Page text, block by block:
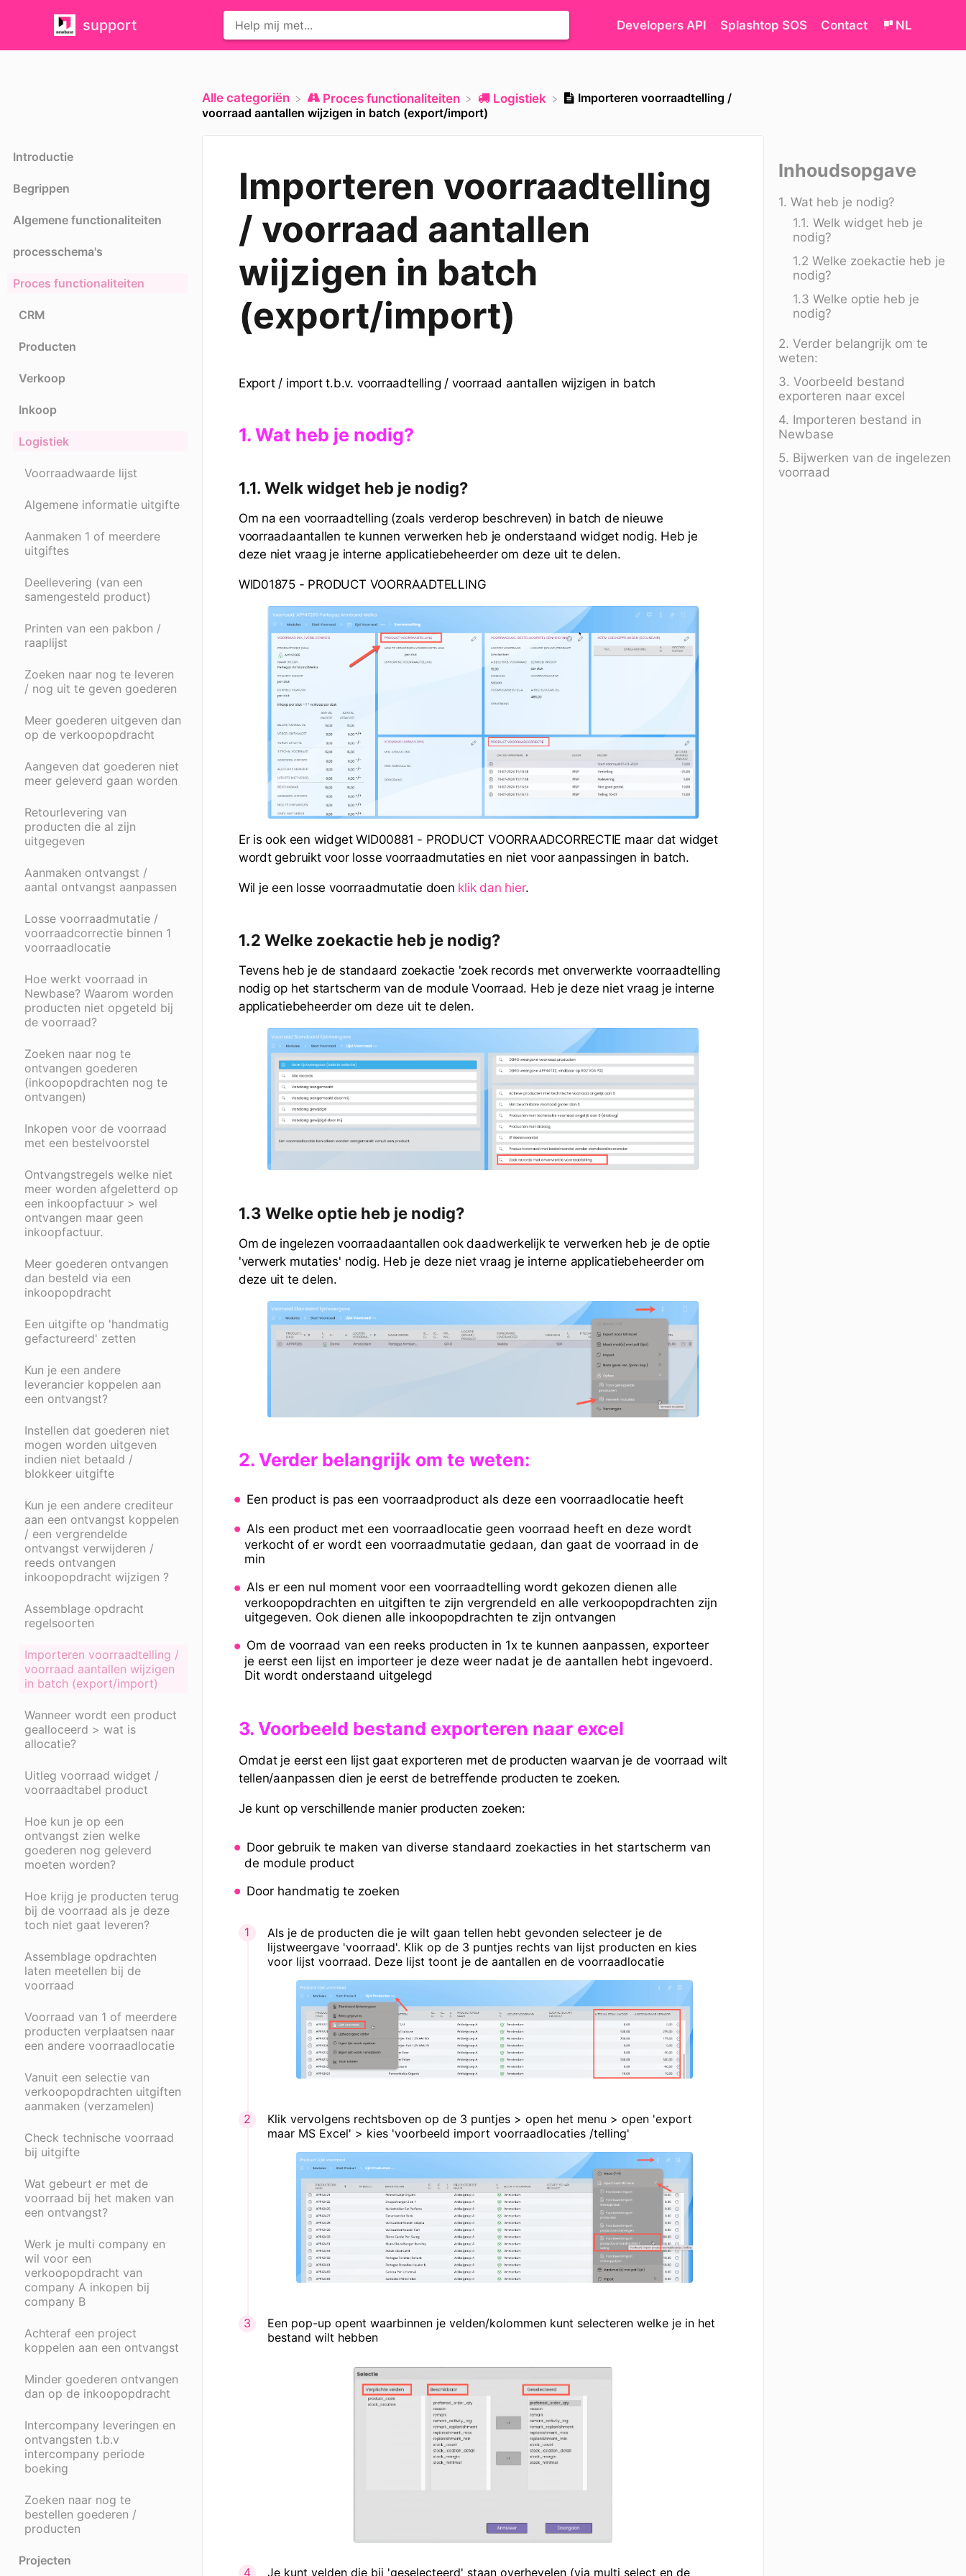
support Developers API Splashtop SOS Contact NL
Introductie
Begrippen
Algemene functionaliteiten
processchema's
Proces functionaliteiten
CRM
Producten
Verkoop
Inkoop
Logistiek
Voorraadwaarde lijst
Algemene informatie uitgifte
Aanmaken 1 of meerdere
uitgiftes
Deellevering (van een
samengesteld product)
Printen van een pakbon /
raaplijst
Zoeken naar nog te leveren
/ nog uit te geven goederen
Meer goederen uitgeven dan
op de verkoopopdracht
Aangeven dat goederen niet
meer geleverd gaan worden
Retourlevering van
producten die al zijn
uitgegeven
Aanmaken ontvangst /
aantal ontvangst aanpassen
Losse voorraadmutatie /
voorraadcorrectie binnen 1
voorraadlocatie
Hoe werkt voorraad in
Newbase? Waarom worden
producten niet opgeteld bij
de voorraad?
Zoeken naar nog te
ontvangen goederen
(inkoopopdrachten nog te
ontvangen)
Inkopen voor de voorraad
met een bestelvoorstel
Ontvangstregels welke niet
meer worden afgeletterd op
een inkoopfactuur > wel
ontvangen maar geen
inkoopfactuur.
Meer goederen ontvangen
dan besteld via een
inkoopopdracht
Een uitgifte op 'handmatig
gefactureerd' zetten
Kun je een andere
leverancier koppelen aan
een ontvangst?
Instellen dat goederen niet
mogen worden uitgeven
indien niet betaald /
blokkeer uitgifte
Kun je een andere crediteur
aan een ontvangst koppelen
/ een vergrendelde
ontvangst verwijderen /
reeds ontvangen
inkoopopdracht wijzigen ?
Assemblage opdracht
regelsoorten
Importeren voorraadtelling /
voorraad aantallen wijzigen
in batch (export/import)
Wanneer wordt een product
gealloceerd > wat is
allocatie?
Uitleg voorraad widget /
voorraadtabel product
Hoe kun je op een
ontvangst zien welke
goederen nog geleverd
moeten worden?
Hoe krijg je producten terug
bij de voorraad als je deze
toch niet gaat leveren?
Assemblage opdrachten
laten meetellen bij de
voorraad
Voorraad van 1 of meerdere
producten verplaatsen naar
een andere voorraadlocatie
Vanuit een selectie van
verkoopopdrachten uitgiften
aanmaken (verzamelen)
Check technische voorraad
bij uitgifte
Wat gebeurt er met de
voorraad bij het maken van
een ontvangst?
Werk je multi company en
wil voor een
verkoopopdracht van
company A inkopen bij
company B
Achteraf een project
koppelen aan een ontvangst
Minder goederen ontvangen
dan op de inkoopopdracht
Intercompany leveringen en
ontvangsten t.b.v
intercompany periode
boeking
Zoeken naar nog te
bestellen goederen /
producten
Projecten
Inhoudsopgave
1. Wat heb je nodig?
1.1. Welk widget heb je
nodig?
1.2 Welke zoekactie heb je
nodig?
1.3 Welke optie heb je
nodig?
2. Verder belangrijk om te
weten:
3. Voorbeeld bestand
exporteren naar excel
4. Importeren bestand in
Newbase
5. Bijwerken van de ingelezen
voorraad
Alle categoriën ​Proces functionaliteiten ​Logistiek
Importeren voorraadtelling /
voorraad aantallen wijzigen in batch (export/import)
Importeren voorraadtelling
/ voorraad aantallen
wijzigen in batch
(export/import)
Export / import t.b.v. voorraadtelling / voorraad aantallen wijzigen in batch
1. Wat heb je nodig?
1.1. Welk widget heb je nodig?
Om na een voorraadtelling (zoals verderop beschreven) in batch de nieuwe
voorraadaantallen te kunnen verwerken heb je onderstaand widget nodig. Heb je
deze niet vraag je interne applicatiebeheerder om deze uit te delen.
WID01875 - PRODUCT VOORRAADTELLING
Er is ook een widget WID00881 - PRODUCT VOORRAADCORRECTIE maar dat widget
wordt gebruikt voor losse voorraadmutaties en niet voor aanpassingen in batch.
Wil je een losse voorraadmutatie doen klik dan hier.
1.2 Welke zoekactie heb je nodig?
Tevens heb je de standaard zoekactie 'zoek records met onverwerkte voorraadtelling
nodig op het startscherm van de module Voorraad. Heb je deze niet vraag je interne
applicatiebeheerder om deze uit te delen.
1.3 Welke optie heb je nodig?
Om de ingelezen voorraadaantallen ook daadwerkelijk te verwerken heb je de optie
'verwerk mutaties' nodig. Heb je deze niet vraag je interne applicatiebeheerder om
deze uit te delen.
2. Verder belangrijk om te weten:
Een product is pas een voorraadproduct als deze een voorraadlocatie heeft
Als een product met een voorraadlocatie geen voorraad heeft en deze wordt
verkocht of er wordt een voorraadmutatie gedaan, dan gaat de voorraad in de
min
Als er een nul moment voor een voorraadtelling wordt gekozen dienen alle
verkoopopdrachten en uitgiften te zijn vergrendeld en alle verkoopopdrachten zijn
uitgegeven. Ook dienen alle inkoopopdrachten te zijn ontvangen
Om de voorraad van een reeks producten in 1x te kunnen aanpassen, exporteer
je eerst een lijst en importeer je deze weer nadat je de aantallen hebt ingevoerd.
Dit wordt onderstaand uitgelegd
3. Voorbeeld bestand exporteren naar excel
Omdat je eerst een lijst gaat exporteren met de producten waarvan je de voorraad wilt
tellen/aanpassen dien je eerst de betreffende producten te zoeken.
Je kunt op verschillende manier producten zoeken:
Door gebruik te maken van diverse standaard zoekacties in het startscherm van
de module product
Door handmatig te zoeken
Als je de producten die je wilt gaan tellen hebt gevonden selecteer je de
lijstweergave 'voorraad'. Klik op de 3 puntjes rechts van lijst producten en kies
voor lijst voorraad. Deze lijst toont je de aantallen en de voorraadlocatie
Klik vervolgens rechtsboven op de 3 puntjes > open het menu > open 'export
maar MS Excel' > kies 'voorbeeld import voorraadlocaties /telling'
Een pop-up opent waarbinnen je velden/kolommen kunt selecteren welke je in het
bestand wilt hebben
Je kunt velden die bij 'geselecteerd' staan overhevelen (via multi select en de